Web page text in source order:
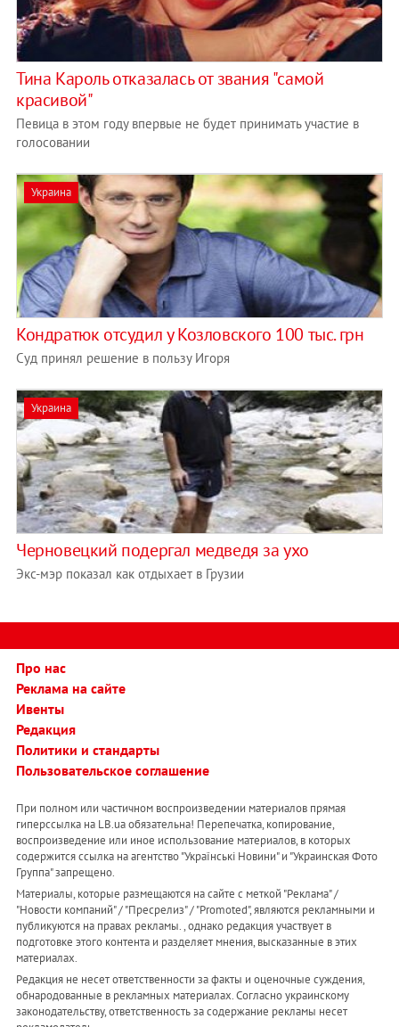
Тина Кароль отказалась от звания "самой
красивой"
Певица в этом году впервые не будет принимать участие в
голосовании
Украина
Кондратюк отсудил у Козловского 100 тыс. грн
Суд принял решение в пользу Игоря
Украина
Черновецкий подергал медведя за ухо
Экс-мэр показал как отдыхает в Грузии
Про нас
Реклама на сайте
Ивенты
Редакция
Политики и стандарты
Пользовательское соглашение
При полном или частичном воспроизведении материалов прямая
гиперссылка на LB.ua обязательна! Перепечатка, копирование,
воспроизведение или иное использование материалов, в которых
содержится ссылка на агентство "Українськi Новини" и "Украинская Фото
Группа" запрещено.
Материалы, которые размещаются на сайте с меткой "Реклама" /
"Новости компаний" / "Пресрелиз" / "Promoted", являются рекламными и
публикуются на правах рекламы. , однако редакция участвует в
подготовке этого контента и разделяет мнения, высказанные в этих
материалах.
Редакция не несет ответственности за факты и оценочные суждения,
обнародованные в рекламных материалах. Согласно украинскому
законодательству, ответственность за содержание рекламы несет